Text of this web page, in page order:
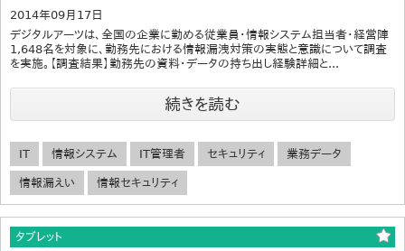
2014年09月17日
デジタルアーツは、全国の企業に勤める従業員・情報システム担当者・経営陣
1,648名を対象に、勤務先における情報漏洩対策の実態と意識について調査
を実施。【調査結果】勤務先の資料・データの持ち出し経験詳細と...
続きを読む
IT 情報システム IT管理者 セキュリティ 業務データ
情報漏えい 情報セキュリティ
タブレット